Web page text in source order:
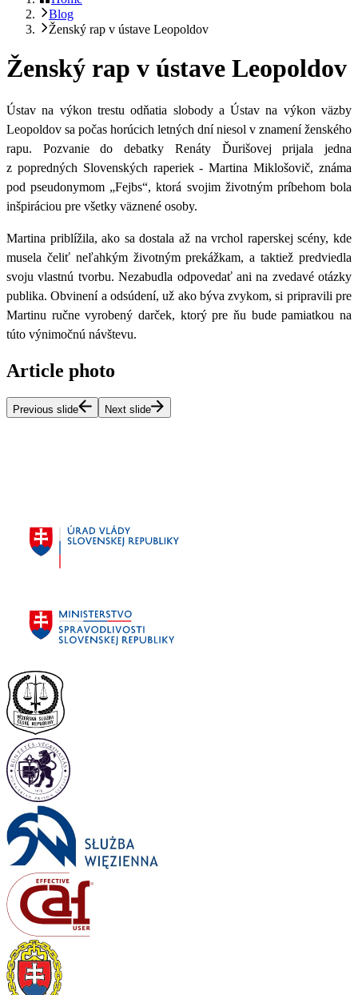
Blog
Ženský rap v ústave Leopoldov
Ženský rap v ústave Leopoldov
Ústav na výkon trestu odňatia slobody a Ústav na výkon väzby
Leopoldov sa počas horúcich letných dní niesol v znamení ženského
rapu. Pozvanie do debatky Renáty Ďurišovej prijala jedna
z popredných Slovenských raperiek - Martina Miklošovič, známa
pod pseudonymom „Fejbs“, ktorá svojim životným príbehom bola
inšpiráciou pre všetky väznené osoby.
Martina priblížila, ako sa dostala až na vrchol raperskej scény, kde
musela čeliť neľahkým životným prekážkam, a taktiež predviedla
svoju vlastnú tvorbu. Nezabudla odpovedať ani na zvedavé otázky
publika. Obvinení a odsúdení, už ako býva zvykom, si pripravili pre
Martinu ručne vyrobený darček, ktorý pre ňu bude pamiatkou na
túto výnimočnú návštevu.
Article photo
Previous slide Next slide